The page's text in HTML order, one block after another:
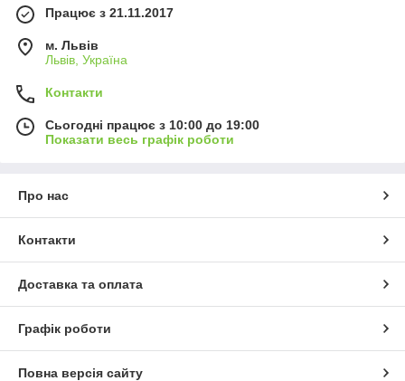
Працює з 21.11.2017
м. Львів
Львів, Україна
Контакти
Сьогодні працює з 10:00 до 19:00
Показати весь графік роботи
Про нас
Контакти
Доставка та оплата
Графік роботи
Повна версія сайту